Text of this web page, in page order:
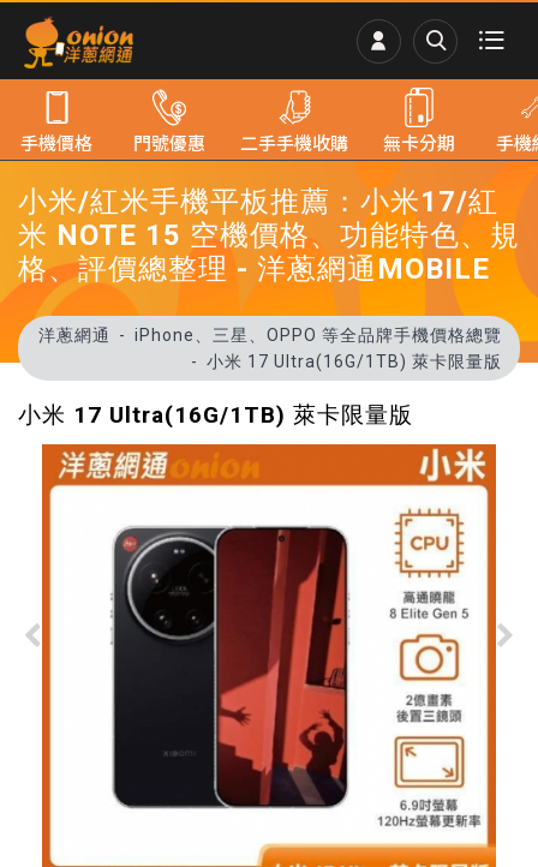
小米/紅米手機平板推薦：小米17/紅
米 NOTE 15 空機價格、功能特色、規
格、評價總整理 - 洋蔥網通MOBILE
洋蔥網通
iPhone、三星、OPPO 等全品牌手機價格總覽
小米 17 Ultra(16G/1TB) 萊卡限量版
小米 17 Ultra(16G/1TB) 萊卡限量版
手機價格 門號優惠 二手手機收購 無卡分期 手機